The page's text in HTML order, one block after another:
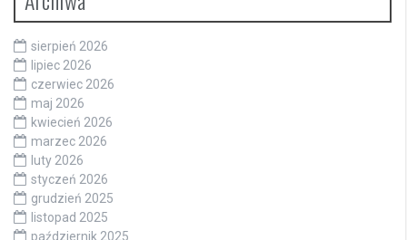
sierpień 2026
lipiec 2026
czerwiec 2026
maj 2026
kwiecień 2026
marzec 2026
luty 2026
styczeń 2026
grudzień 2025
listopad 2025
październik 2025